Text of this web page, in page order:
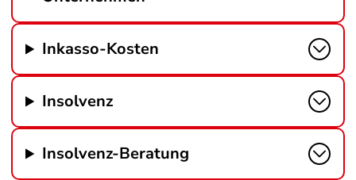
Inkasso-Kosten
Insolvenz
Insolvenz-Beratung